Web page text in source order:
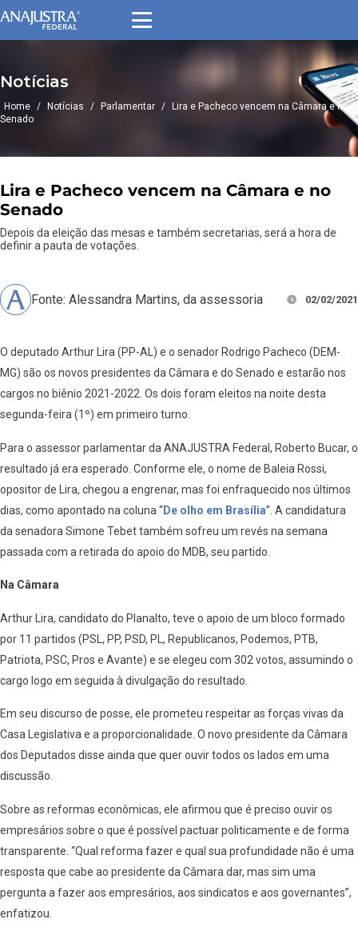
Notícias
Home / Notícias / Parlamentar /
Lira e Pacheco vencem na Câmara e no
Senado
Lira e Pacheco vencem na Câmara e no
Senado
Depois da eleição das mesas e também secretarias, será a hora de
definir a pauta de votações.
Fonte: Alessandra Martins, da assessoria 02/02/2021
O deputado Arthur Lira (PP-AL) e o senador Rodrigo Pacheco (DEM-
MG) são os novos presidentes da Câmara e do Senado e estarão nos
cargos no biênio 2021-2022. Os dois foram eleitos na noite desta
segunda-feira (1º) em primeiro turno.
Para o assessor parlamentar da ANAJUSTRA Federal, Roberto Bucar, o
resultado já era esperado. Conforme ele, o nome de Baleia Rossi,
opositor de Lira, chegou a engrenar, mas foi enfraquecido nos últimos
dias, como apontado na coluna “De olho em Brasília”. A candidatura
da senadora Simone Tebet também sofreu um revés na semana
passada com a retirada do apoio do MDB, seu partido.
Na Câmara
Arthur Lira, candidato do Planalto, teve o apoio de um bloco formado
por 11 partidos (PSL, PP, PSD, PL, Republicanos, Podemos, PTB,
Patriota, PSC, Pros e Avante) e se elegeu com 302 votos, assumindo o
cargo logo em seguida à divulgação do resultado.
Em seu discurso de posse, ele prometeu respeitar as forças vivas da
Casa Legislativa e a proporcionalidade. O novo presidente da Câmara
dos Deputados disse ainda que quer ouvir todos os lados em uma
discussão.
Sobre as reformas econômicas, ele afirmou que é preciso ouvir os
empresários sobre o que é possível pactuar politicamente e de forma
transparente. “Qual reforma fazer e qual sua profundidade não é uma
resposta que cabe ao presidente da Câmara dar, mas sim uma
pergunta a fazer aos empresários, aos sindicatos e aos governantes”,
enfatizou.